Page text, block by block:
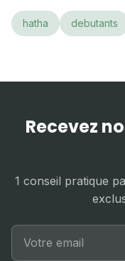
hatha debutants
Recevez
1 conseil pratique